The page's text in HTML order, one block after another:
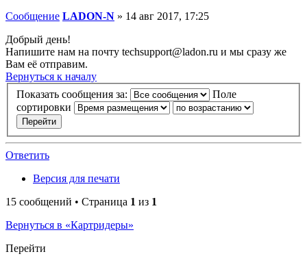
Сообщение LADON-N » 14 авг 2017, 17:25
Добрый день!
Напишите нам на почту techsupport@ladon.ru и мы сразу же
Вам её отправим.
Вернуться к началу
Показать сообщения за:
Поле
сортировки
Ответить
Версия для печати
15 сообщений • Страница 1 из 1
Вернуться в «Картридеры»
Перейти